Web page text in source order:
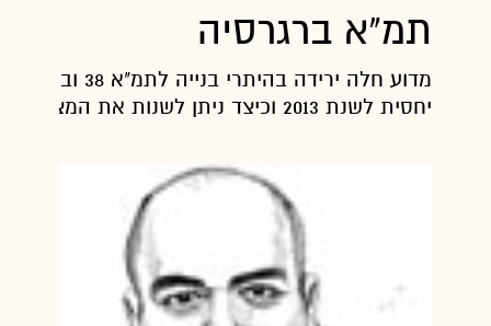
תמ"א ברגרסיה
מדוע חלה ירידה בהיתרי
יחסית לשנת 2013 וכיצד ניתן לשנות את המצב